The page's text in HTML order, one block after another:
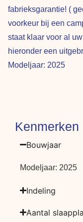
fabrieksgarantie! (
voorkeur bij een
staat klaar voor al
hieronder een
Modeljaar: 2025
Kenmerken
Bouwjaar
Modeljaar: 2025
Indeling
Aantal